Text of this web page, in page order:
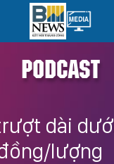
PODCAST
dài
lượng